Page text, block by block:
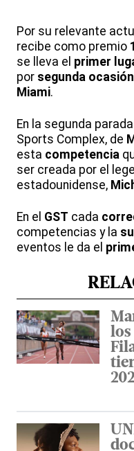
Por su relevante
recibe como premio
se lleva el primer
por segunda ocasión
Miami.
En la segunda
Sports Complex, de
esta competencia
ser creada por el
estadounidense,
En el GST cada
competencias y la
eventos le da el
los